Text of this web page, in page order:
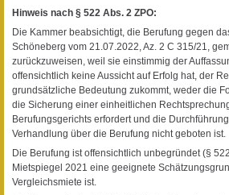
Hinweis nach § 522 Abs. 2 ZPO:
Die Kammer beabsichtigt, die Berufung gegen
Schöneberg vom 21.07.2022, Az. 2 C 315/21,
zurückzuweisen, weil sie einstimmig der
offensichtlich keine Aussicht auf Erfolg hat, der
grundsätzliche Bedeutung zukommt, weder die
die Sicherung einer einheitlichen
Berufungsgerichts erfordert und die
Verhandlung über die Berufung nicht geboten ist.
Die Berufung ist offensichtlich unbegründet (§
Mietspiegel 2021 eine geeignete
Vergleichsmiete ist.